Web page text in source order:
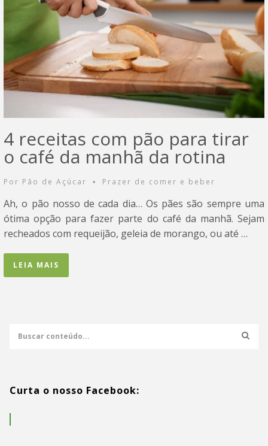
4 receitas com pão para tirar
o café da manhã da rotina
Por Pão de Açúcar • Prazer de comer e beber
Ah, o pão nosso de cada dia… Os pães são sempre uma
ótima opção para fazer parte do café da manhã. Sejam
recheados com requeijão, geleia de morango, ou até …
LEIA MAIS
Curta o nosso Facebook: